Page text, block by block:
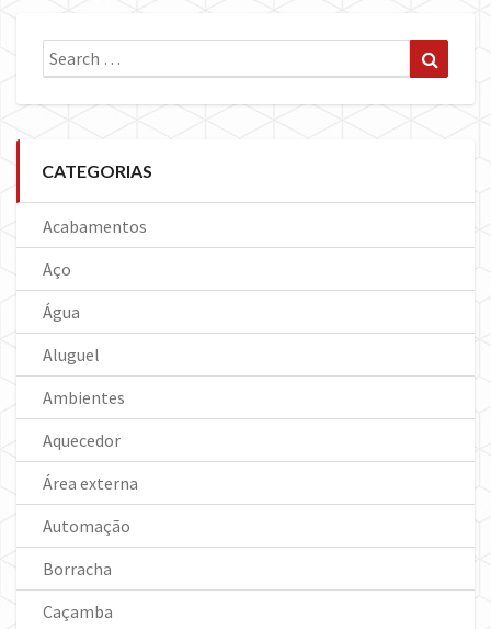
Search
for:
CATEGORIAS
Acabamentos
Aço
Água
Aluguel
Ambientes
Aquecedor
Área externa
Automação
Borracha
Caçamba